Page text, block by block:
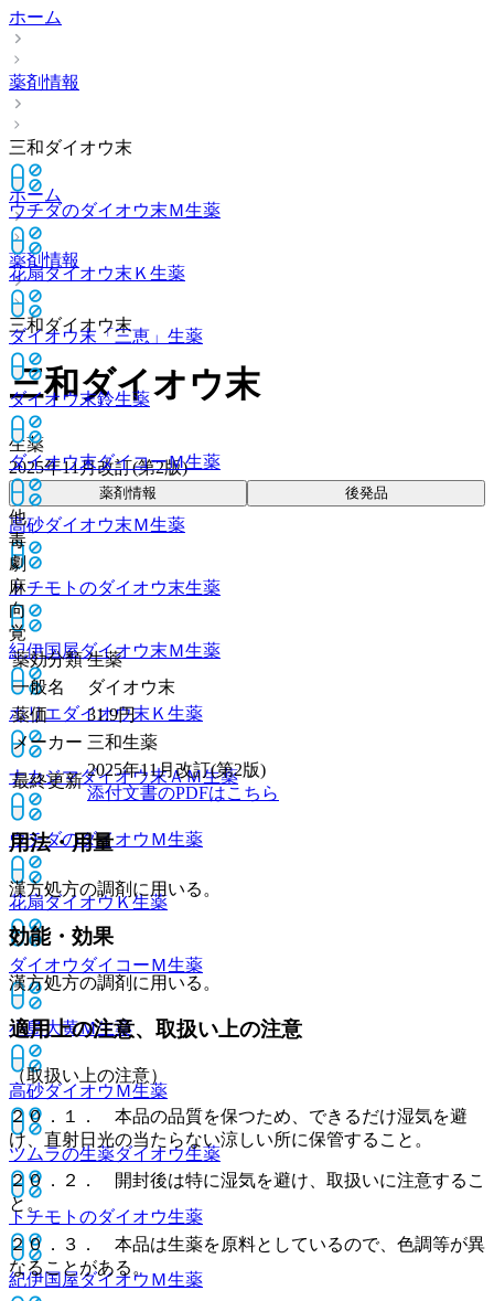
ホーム
薬剤情報
三和ダイオウ末
ウチダのダイオウ末Ｍ生薬
花扇ダイオウ末Ｋ 生薬
ダイオウ末「三恵」 生薬
ダイオウ末鈴生薬
ダイオウ末ダイコーＭ生薬
高砂ダイオウ末Ｍ生薬
トチモトのダイオウ末生薬
紀伊国屋ダイオウ末Ｍ生薬
ホリエダイオウ末Ｋ 生薬
ナカジマダイオウ末ＡＭ生薬
ウチダのダイオウＭ生薬
花扇ダイオウＫ生薬
ダイオウダイコーＭ生薬
小島大黄Ｍ生薬
高砂ダイオウＭ生薬
ツムラの生薬ダイオウ生薬
トチモトのダイオウ生薬
紀伊国屋ダイオウＭ生薬
ホーム
薬剤情報
三和ダイオウ末
三和ダイオウ末
生薬
2025年11月改訂(第2版)
薬剤情報 後発品
他
毒
劇
麻
向
覚
薬効分類 生薬
一般名
ダイオウ末
薬価
31.9円
メーカー 三和生薬
最終更新
2025年11月改訂(第2版)
添付文書のPDFはこちら
用法・用量
漢方処方の調剤に用いる。
効能・効果
漢方処方の調剤に用いる。
適用上の注意、取扱い上の注意
（取扱い上の注意）
２０．１． 本品の品質を保つため、できるだけ湿気を避
け、直射日光の当たらない涼しい所に保管すること。
２０．２． 開封後は特に湿気を避け、取扱いに注意するこ
と。
２０．３． 本品は生薬を原料としているので、色調等が異
なることがある。